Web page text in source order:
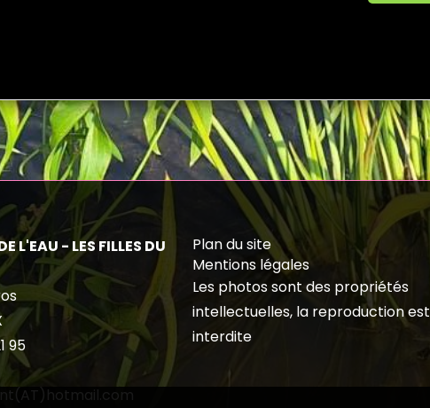
L'EAU - LES FILLES DU
95
Plan du site
Mentions légales
Les photos sont des propriétés
intellectuelles, la reproduction est
interdite